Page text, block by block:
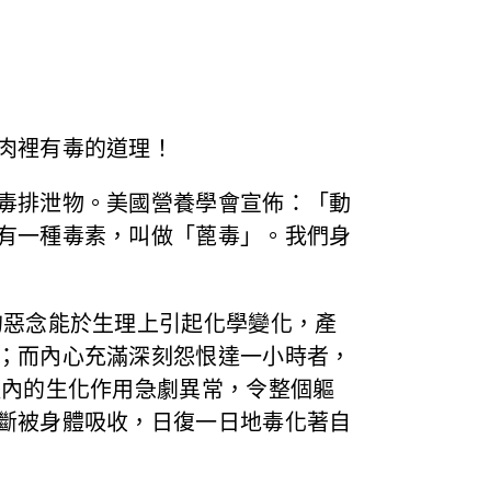
裡有毒的道理！
排泄物。美國營養學會宣佈：「動
一種毒素，叫做「蓖毒」。我們身
念能於生理上引起化學變化，產
內心充滿深刻怨恨達一小時者，
的生化作用急劇異常，令整個軀
被身體吸收，日復一日地毒化著自